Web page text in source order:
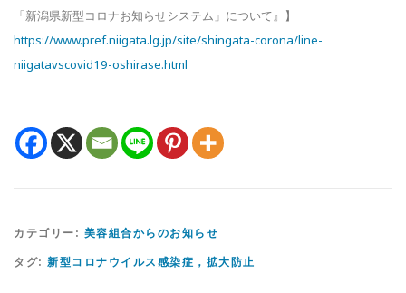
「新潟県新型コロナお知らせシステム」について』】
https://www.pref.niigata.lg.jp/site/shingata-corona/line-
niigatavscovid19-oshirase.html
カテゴリー: 美容組合からのお知らせ
タグ: 新型コロナウイルス感染症，拡大防止